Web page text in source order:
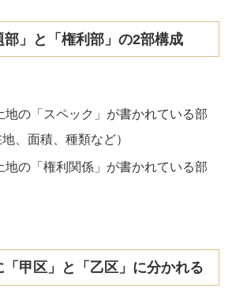
」と「権利部」の2部構成
地の「スペック」が書かれている部
、面積、種類など）
地の「権利関係」が書かれている部
甲区」と「乙区」に分かれる